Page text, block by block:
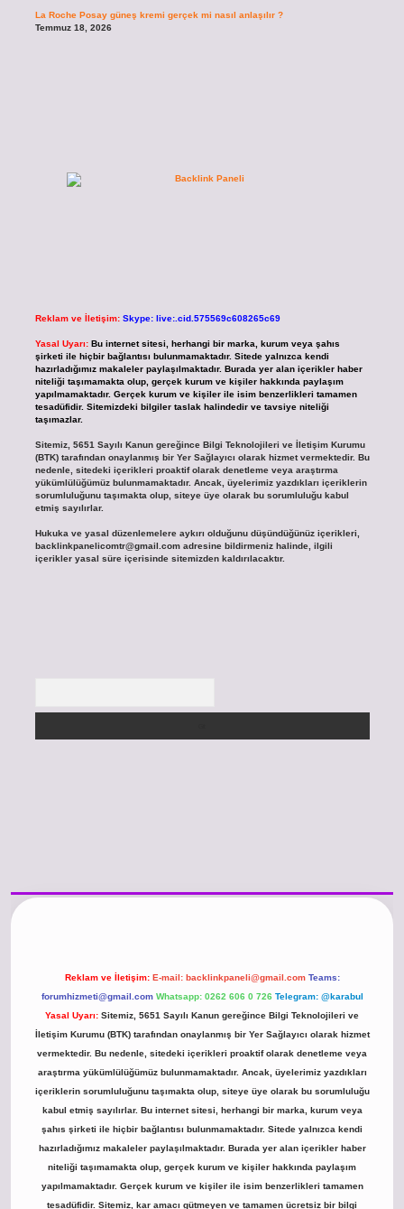
La Roche Posay güneş kremi gerçek mi nasıl anlaşılır ?
Temmuz 18, 2026
Reklam ve İletişim: Skype: live:.cid.575569c608265c69
Yasal Uyarı: Bu internet sitesi, herhangi bir marka, kurum veya şahıs
şirketi ile hiçbir bağlantısı bulunmamaktadır. Sitede yalnızca kendi
hazırladığımız makaleler paylaşılmaktadır. Burada yer alan içerikler haber
niteliği taşımamakta olup, gerçek kurum ve kişiler hakkında paylaşım
yapılmamaktadır. Gerçek kurum ve kişiler ile isim benzerlikleri tamamen
tesadüfidir. Sitemizdeki bilgiler taslak halindedir ve tavsiye niteliği
taşımazlar.
Sitemiz, 5651 Sayılı Kanun gereğince Bilgi Teknolojileri ve İletişim Kurumu
(BTK) tarafından onaylanmış bir Yer Sağlayıcı olarak hizmet vermektedir. Bu
nedenle, sitedeki içerikleri proaktif olarak denetleme veya araştırma
yükümlülüğümüz bulunmamaktadır. Ancak, üyelerimiz yazdıkları içeriklerin
sorumluluğunu taşımakta olup, siteye üye olarak bu sorumluluğu kabul
etmiş sayılırlar.
Hukuka ve yasal düzenlemelere aykırı olduğunu düşündüğünüz içerikleri,
backlinkpanelicomtr@gmail.comadresine bildirmeniz halinde, ilgili
içerikler yasal süre içerisinde sitemizden kaldırılacaktır.
Reklam ve İletişim: E-mail: backlinkpaneli@gmail.com Teams:
forumhizmeti@gmail.com Whatsapp: 0262 606 0 726 Telegram: @karabul
Yasal Uyarı: Sitemiz, 5651 Sayılı Kanun gereğince Bilgi Teknolojileri ve
İletişim Kurumu (BTK) tarafından onaylanmış bir Yer Sağlayıcı olarak hizmet
vermektedir. Bu nedenle, sitedeki içerikleri proaktif olarak denetleme veya
araştırma yükümlülüğümüz bulunmamaktadır. Ancak, üyelerimiz yazdıkları
içeriklerin sorumluluğunu taşımakta olup, siteye üye olarak bu sorumluluğu
kabul etmiş sayılırlar. Bu internet sitesi, herhangi bir marka, kurum veya
şahıs şirketi ile hiçbir bağlantısı bulunmamaktadır. Sitede yalnızca kendi
hazırladığımız makaleler paylaşılmaktadır. Burada yer alan içerikler haber
niteliği taşımamakta olup, gerçek kurum ve kişiler hakkında paylaşım
yapılmamaktadır. Gerçek kurum ve kişiler ile isim benzerlikleri tamamen
tesadüfidir. Sitemiz, kar amacı gütmeyen ve tamamen ücretsiz bir bilgi